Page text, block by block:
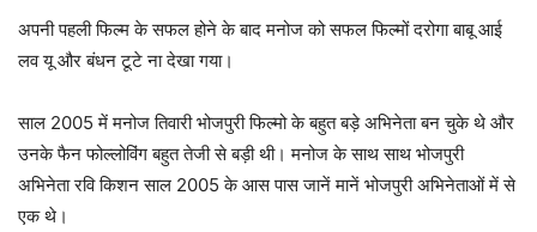
अपनी पहली फिल्म के सफल होने के बाद मनोज को सफल फिल्मों दरोगा बाबू आई
लव यू और बंधन टूटे ना देखा गया।
साल 2005 में मनोज तिवारी भोजपुरी फिल्मो के बहुत बड़े अभिनेता बन चुके थे और
उनके फैन फोल्लोविंग बहुत तेजी से बड़ी थी। मनोज के साथ साथ भोजपुरी
अभिनेता रवि किशन साल 2005 के आस पास जानें मानें भोजपुरी अभिनेताओं में से
एक थे।